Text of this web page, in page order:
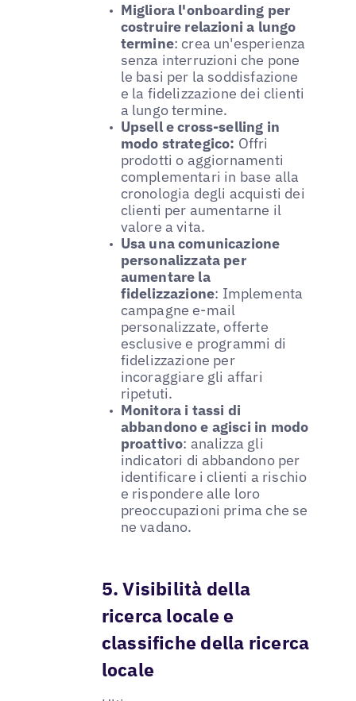
Migliora l'onboarding per
costruire relazioni a lungo
termine: crea un'esperienza
senza interruzioni che pone
le basi per la soddisfazione
e la fidelizzazione dei clienti
a lungo termine.
Upsell e cross-selling in
modo strategico: Offri
prodotti o aggiornamenti
complementari in base alla
cronologia degli acquisti dei
clienti per aumentarne il
valore a vita.
Usa una comunicazione
personalizzata per
aumentare la
fidelizzazione: Implementa
campagne e-mail
personalizzate, offerte
esclusive e programmi di
fidelizzazione per
incoraggiare gli affari
ripetuti.
Monitora i tassi di
abbandono e agisci in modo
proattivo: analizza gli
indicatori di abbandono per
identificare i clienti a rischio
e rispondere alle loro
preoccupazioni prima che se
ne vadano.
5. Visibilità della
ricerca locale e
classifiche della ricerca
locale